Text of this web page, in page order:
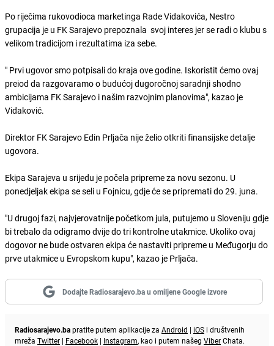
Po riječima rukovodioca marketinga Rade Vidakovića, Nestro
grupacija je u FK Sarajevo prepoznala svoj interes jer se radi o klubu s
velikom tradicijom i rezultatima iza sebe.
" Prvi ugovor smo potpisali do kraja ove godine. Iskoristit ćemo ovaj
preiod da razgovaramo o budućoj dugoročnoj saradnji shodno
ambicijama FK Sarajevo i našim razvojnim planovima", kazao je
Vidaković.
Direktor FK Sarajevo Edin Prljača nije želio otkriti finansijske detalje
ugovora.
Ekipa Sarajeva u srijedu je počela pripreme za novu sezonu. U
ponedjeljak ekipa se seli u Fojnicu, gdje će se pripremati do 29. juna.
"U drugoj fazi, najvjerovatnije početkom jula, putujemo u Sloveniju gdje
bi trebalo da odigramo dvije do tri kontrolne utakmice. Ukoliko ovaj
dogovor ne bude ostvaren ekipa će nastaviti pripreme u Međugorju do
prve utakmice u Evropskom kupu", kazao je Prljača.
Dodajte Radiosarajevo.ba u omiljene Google izvore
Radiosarajevo.bapratite putem aplikacije za Android | iOS i društvenih
mreža Twitter | Facebook | Instagram, kao i putem našeg ViberChata.